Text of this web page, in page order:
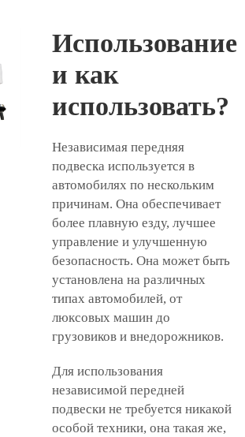
Использование
и как
использовать?
Независимая передняя
подвеска используется в
автомобилях по нескольким
причинам. Она обеспечивает
более плавную езду, лучшее
управление и улучшенную
безопасность. Она может быть
установлена на различных
типах автомобилей, от
люксовых машин до
грузовиков и внедорожников.
Для использования
независимой передней
подвески не требуется никакой
особой техники, она такая же,